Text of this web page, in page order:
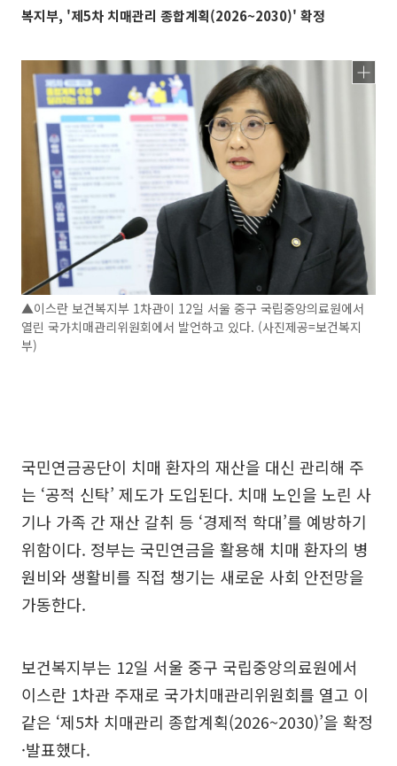
복지부, '제5차 치매관리 종합계획(2026~2030)' 확정
▲이스란 보건복지부 1차관이 12일 서울 중구 국립중앙의료원에서
열린 국가치매관리위원회에서 발언하고 있다. (사진제공=보건복지
부)
국민연금공단이 치매 환자의 재산을 대신 관리해 주
는 ‘공적 신탁’ 제도가 도입된다. 치매 노인을 노린 사
기나 가족 간 재산 갈취 등 ‘경제적 학대’를 예방하기
위함이다. 정부는 국민연금을 활용해 치매 환자의 병
원비와 생활비를 직접 챙기는 새로운 사회 안전망을
가동한다.
보건복지부는 12일 서울 중구 국립중앙의료원에서
이스란 1차관 주재로 국가치매관리위원회를 열고 이
같은 ‘제5차 치매관리 종합계획(2026~2030)’을 확정
·발표했다.